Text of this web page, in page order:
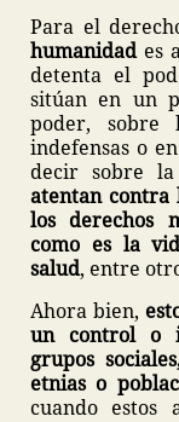
Para el
humanidades
detenta el
sitúan en un
poder, sobre
indefensas o
decir sobre
atentan contra
los derechos
como es la
salud, entre
Ahora bien,
un control o
grupos
etnias o
cuando